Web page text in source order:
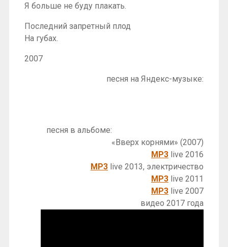
Я больше не буду плакать.
Последний запретный плод
На губах.
2007
песня на Яндекс-музыке:
песня в альбоме:
«Вверх корнями» (2007)
MP3 live 2016
MP3 live 2013, электричество
MP3 live 2011
MP3 live 2007
видео 2017 года